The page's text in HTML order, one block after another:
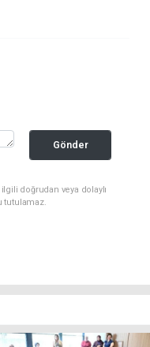
Gönder
doğrudan veya dolaylı
tutulamaz.